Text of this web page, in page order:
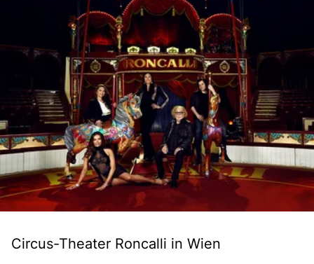
Circus-Theater Roncalli in Wien